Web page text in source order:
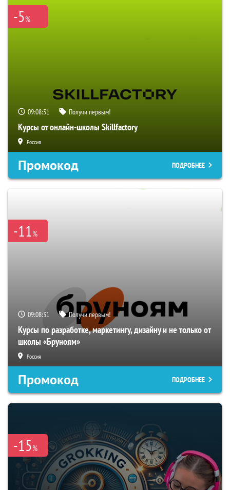
-5%
09:08:30 Получи первым!
Курсы от онлайн-школы Skillfactory
Россия
Промокод ПОДРОБНЕЕ
-11%
09:08:30 Получи первым!
Курсы по разработке, маркетингу, дизайну и не только от
школы «Бруноям»
Россия
Промокод ПОДРОБНЕЕ
-15%